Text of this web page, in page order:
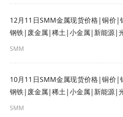
►春节前夕贸易减少 光伏市
伏周评】
►月度回顾：开年首月镁市
又将如何运行？【SMM分析
12月11日SMM金属现货价格|铜
钢铁|废金属|稀土|小金属|新能源|
SMM
10月11日SMM金属现货价格|铜
钢铁|废金属|稀土|小金属|新能源|
SMM